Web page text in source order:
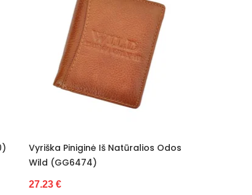
Piniginė Wild (GG6476)
31.22 €